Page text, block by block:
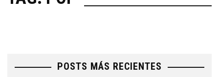
POSTS MÁS RECIENTES